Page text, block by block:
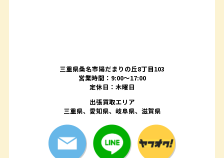
三重県桑名市陽だまりの丘8丁目103
営業時間：9:00〜17:00
定休日：木曜日
出張買取エリア
三重県、愛知県、岐阜県、滋賀県